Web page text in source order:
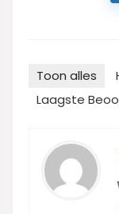
Toon alles
Laagste